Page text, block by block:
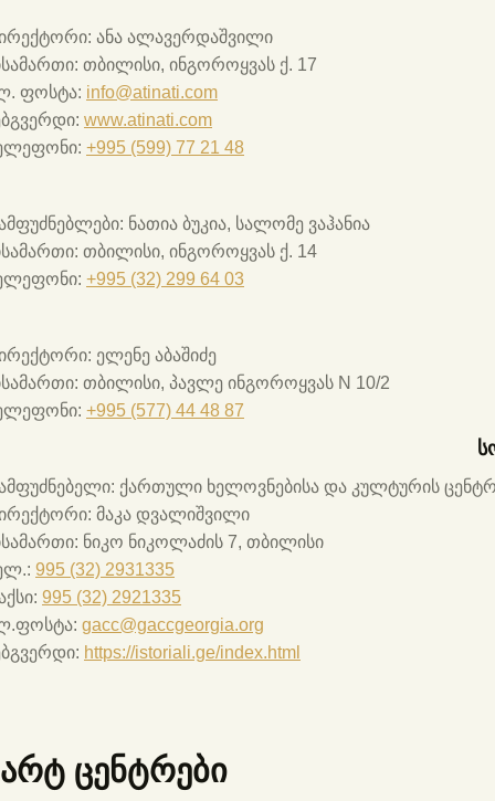
ანა ალავერდაშვილი
თბილისი, ინგოროყვას ქ. 17
ფოსტა: info@atinati.com
www.atinati.com
+995 (599) 77 21 48
ნათია ბუკია, სალომე ვაჰანია
თბილისი, ინგოროყვას ქ. 14
+995 (32) 299 64 03
ელენე აბაშიძე
თბილისი, პავლე ინგოროყვას N 10/2
+995 (577) 44 48 87
ქართული ხელოვნებისა და კულტურის
მაკა დვალიშვილი
ნიკო ნიკოლაძის 7, თბილისი
995 (32) 2931335
995 (32) 2921335
gacc@gaccgeorgia.org
https://istoriali.ge/index.html
არტ ცენტრები